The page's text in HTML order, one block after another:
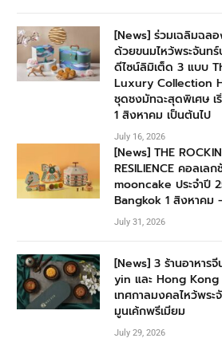
[News] ร่วมเฉลิมฉลอ
ด้วยขนมไหว้พระจันท
ดีไซน์ลิมิเต็ด 3 แบบ
Luxury Collection
ชุดชงมัทฉะสุดพิเศษ เ
1 สิงหาคม เป็นต้นไป
July 16, 2026
[News] THE
RESILIENCE คอลเล
mooncake ประจำปี
Bangkok 1 สิงหาคม
July 31, 2026
[News] 3 ร้านอาหาร
yin และ Hong
เทศกาลมงคลไหว้พร
มูนเค้กพรีเมียม
July 29, 2026